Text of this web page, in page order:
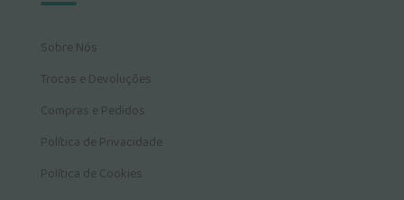
Sobre Nós
Trocas e Devoluções
Compras e Pedidos
Política de Privacidade
Política de Cookies